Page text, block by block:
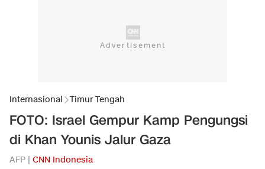
Internasional Timur Tengah
FOTO: Israel Gempur Kamp Pengungsi
di Khan Younis Jalur Gaza
AFP | CNN Indonesia